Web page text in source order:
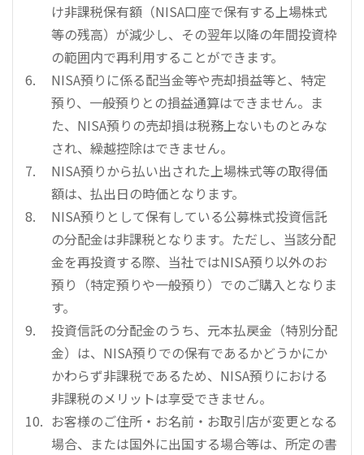
け非課税保有額（NISA口座で保有する上場株式
等の残高）が減少し、その翌年以降の年間投資枠
の範囲内で再利用することができます。
NISA預りに係る配当金等や売却損益等と、特定
預り、一般預りとの損益通算はできません。ま
た、NISA預りの売却損は税務上ないものとみな
され、繰越控除はできません。
NISA預りから払い出された上場株式等の取得価
額は、払出日の時価となります。
NISA預りとして保有している公募株式投資信託
の分配金は非課税となります。ただし、当該分配
金を再投資する際、当社ではNISA預り以外のお
預り（特定預りや一般預り）でのご購入となりま
す。
投資信託の分配金のうち、元本払戻金（特別分配
金）は、NISA預りでの保有であるかどうかにか
かわらず非課税であるため、NISA預りにおける
非課税のメリットは享受できません。
お客様のご住所・お名前・お取引店が変更となる
場合、または国外に出国する場合等は、所定の書